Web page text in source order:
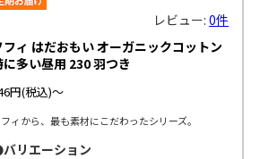
レビュー:0件
フィ はだおもい オーガニックコットン
に多い昼用 230 羽つき
円(税込)～
ィから、最も素材にこだわったシリーズ。
リエーション